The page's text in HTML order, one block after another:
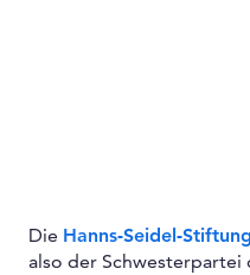
Die Hanns-Seidel-Stiftung
also der